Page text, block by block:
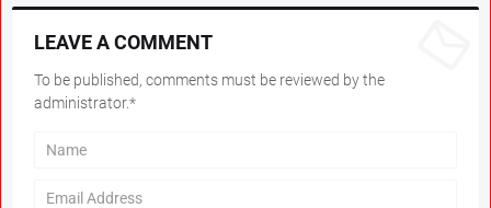
LEAVE A COMMENT
To be published, comments must be reviewed by the
administrator.*